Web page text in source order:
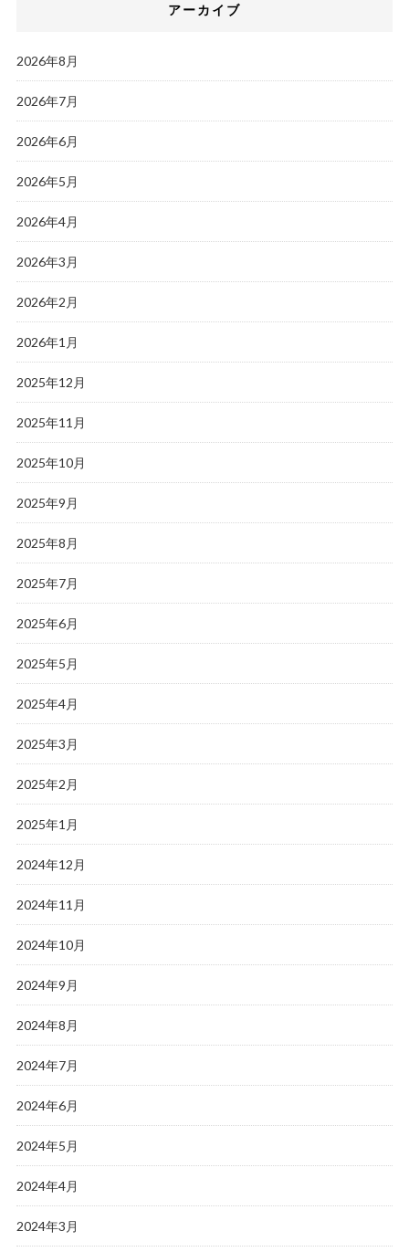
アーカイブ
2026年8月
2026年7月
2026年6月
2026年5月
2026年4月
2026年3月
2026年2月
2026年1月
2025年12月
2025年11月
2025年10月
2025年9月
2025年8月
2025年7月
2025年6月
2025年5月
2025年4月
2025年3月
2025年2月
2025年1月
2024年12月
2024年11月
2024年10月
2024年9月
2024年8月
2024年7月
2024年6月
2024年5月
2024年4月
2024年3月